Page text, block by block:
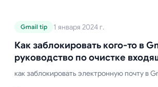
Как заблокировать кого-
Полное руководство по
входящих от
Руководство по Gmail
Gmail tip 1 января 2024 г.
Как заблокировать кого-то в
руководство по очистке
как заблокировать электронную почту в